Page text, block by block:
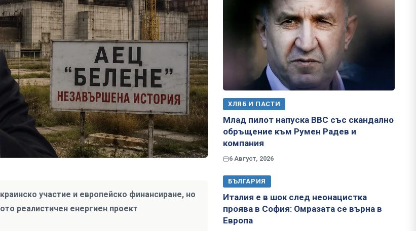
участие и европейско финансиране, но
реалистичен енергиен проект
ХЛЯБ И ПАСТИ
Млад пилот напуска ВВС със скандално
обръщение към Румен Радев и
компания
6 Август, 2026
БЪЛГАРИЯ
Италия е в шок след неонацистка
проява в София: Омразата се върна в
Европа